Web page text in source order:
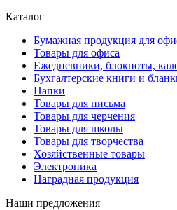
Каталог
Бумажная продукция для
Товары для офиса
Ежедневники, блокноты,
Бухгалтерские книги и
Папки
Товары для письма
Товары для черчения
Товары для школы
Товары для творчества
Хозяйственные товары
Электроника
Наградная продукция
Наши предложения